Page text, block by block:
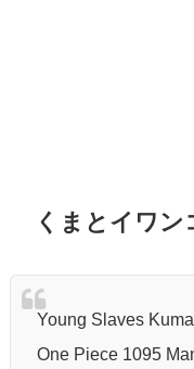
くまとイワン
Young Slaves
One Piece 1095